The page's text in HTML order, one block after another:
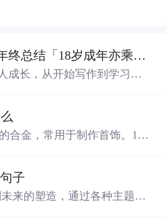
18岁编码少年的2021年终总结「18岁成年亦乘风 」
成长，从开始写作到学习编
郁的挑战，并设定了提升英
历提升等新年目标。
合金，常用于制作首饰。18K
于柔软，K金通过添加合金
K金首饰更耐用且款式多
子
来的塑造，通过各种主题如